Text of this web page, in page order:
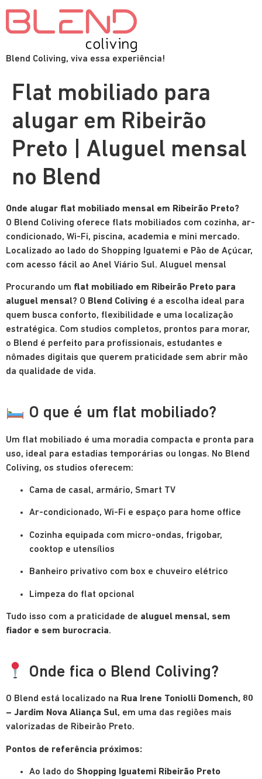
Blend Coliving, viva essa experiência!
Flat mobiliado para
alugar em Ribeirão
Preto | Aluguel mensal
no Blend
Onde alugar flat mobiliado mensal em Ribeirão Preto?
O Blend Coliving oferece flats mobiliados com cozinha, ar-
condicionado, Wi-Fi, piscina, academia e mini mercado.
Localizado ao lado do Shopping Iguatemi e Pão de Açúcar,
com acesso fácil ao Anel Viário Sul. Aluguel mensal
Procurando um flat mobiliado em Ribeirão Preto para
aluguel mensal? O Blend Coliving é a escolha ideal para
quem busca conforto, flexibilidade e uma localização
estratégica. Com studios completos, prontos para morar,
o Blend é perfeito para profissionais, estudantes e
nômades digitais que querem praticidade sem abrir mão
da qualidade de vida.
O que é um flat mobiliado?
Um flat mobiliado é uma moradia compacta e pronta para
uso, ideal para estadias temporárias ou longas. No Blend
Coliving, os studios oferecem:
Cama de casal, armário, Smart TV
Ar-condicionado, Wi-Fi e espaço para home office
Cozinha equipada com micro-ondas, frigobar,
cooktop e utensílios
Banheiro privativo com box e chuveiro elétrico
Limpeza do flat opcional
Tudo isso com a praticidade de aluguel mensal, sem
fiador e sem burocracia.
Onde fica o Blend Coliving?
O Blend está localizado na Rua Irene Toniolli Domench, 80
– Jardim Nova Aliança Sul, em uma das regiões mais
valorizadas de Ribeirão Preto.
Pontos de referência próximos:
Ao lado do Shopping Iguatemi Ribeirão Preto